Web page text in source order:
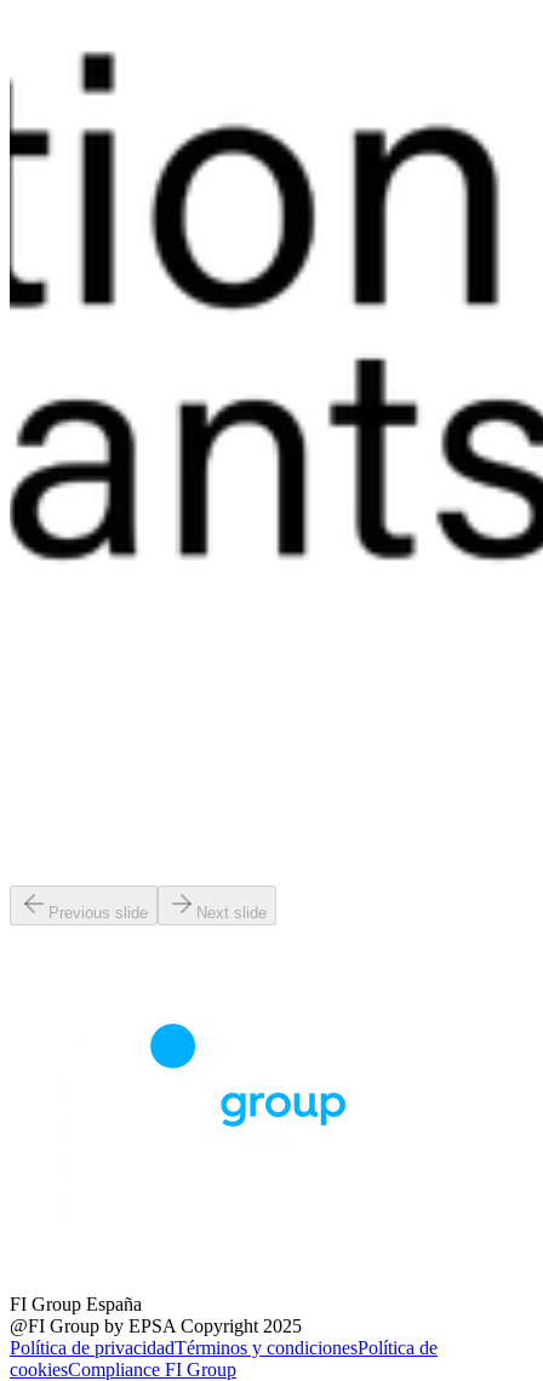
Previous slide Next slide
FI Group España
@FI Group by EPSA Copyright 2025
Política de privacidadTérminos y condicionesPolítica de
cookiesCompliance FI Group